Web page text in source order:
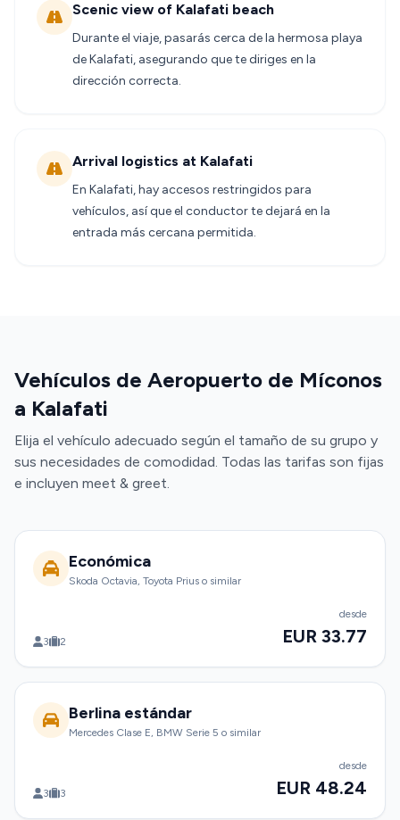
Scenic view of Kalafati beach
Durante el viaje, pasarás cerca de la hermosa playa
de Kalafati, asegurando que te diriges en la
dirección correcta.
Arrival logistics at Kalafati
En Kalafati, hay accesos restringidos para
vehículos, así que el conductor te dejará en la
entrada más cercana permitida.
Vehículos de Aeropuerto de Míconos
a Kalafati
Elija el vehículo adecuado según el tamaño de su grupo y
sus necesidades de comodidad. Todas las tarifas son fijas
e incluyen meet & greet.
Económica
Skoda Octavia, Toyota Prius o similar
3 2
desde
EUR 33.77
Berlina estándar
Mercedes Clase E, BMW Serie 5 o similar
3 3
desde
EUR 48.24